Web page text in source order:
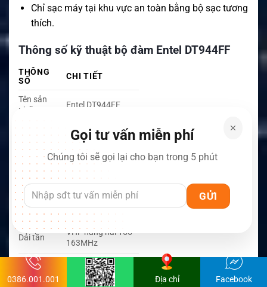
Chỉ sạc máy tại khu vực an toàn bằng bộ sạc tương
thích.
Thông số kỹ thuật bộ đàm Entel DT944FF
THÔNG
SỐ
CHI TIẾT
Tên sản
phẩm
Entel DT944FF
phẩm
Entel DTEx Fire
Fighter
Loại thiết
bị
Bộ đàm VHF cứu
hỏa trên tàu
Phương
thức liên
lạc
Analog
Dải tần
VHF hàng hải 156–
163MHz
Bảng
INT, USA, CAN và
kênh bốn chữ số
Gọi tư vấn miễn phí
Chúng tôi sẽ gọi lại cho bạn trong 5 phút
0386.001.001 Địa chỉ Facebook